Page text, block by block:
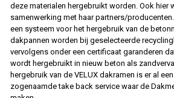
deze materialen hergebruikt worden. Ook hier
samenwerking met haar partners/
een systeem voor het hergebruik van de
dakpannen worden bij geselecteerde
vervolgens onder een certificaat garanderen
wordt hergebruikt in nieuw beton als
hergebruik van de VELUX dakramen is er al
zogenaamde take back service waar de